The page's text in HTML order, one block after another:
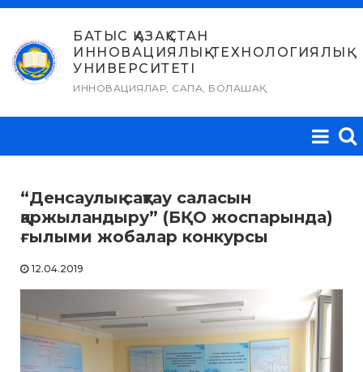
Skip
content
БАТЫС ҚАЗАҚСТАН
ИННОВАЦИЯЛЫҚ-ТЕХНОЛОГИЯЛЫҚ
УНИВЕРСИТЕТІ
ИННОВАЦИЯЛАР, САПА, БОЛАШАҚ
“Денсаулық сақтау саласын
қаржыландыру” (БҚО жоспарында)
ғылыми жобалар конкурсы
12.04.2019